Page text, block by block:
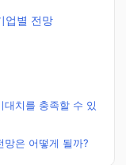
업별 전망
치를 충족할 수 있
은 어떻게 될까?